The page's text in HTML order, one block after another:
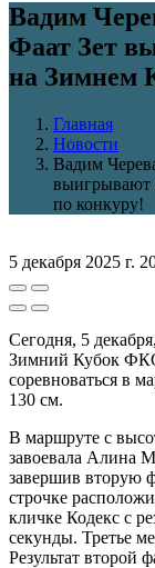
Вадим
Фаат Зет
на Зимнем
Главная
Новости
Вадим
по конкуру!
5 декабря 2025 г.
Сегодня, 5
Зимний Кубок
соревноваться в
130 см.
В маршруте с
завоевала Алина
завершив вторую
строчке
кличке Кодекс с
секунды. Третье
Результат